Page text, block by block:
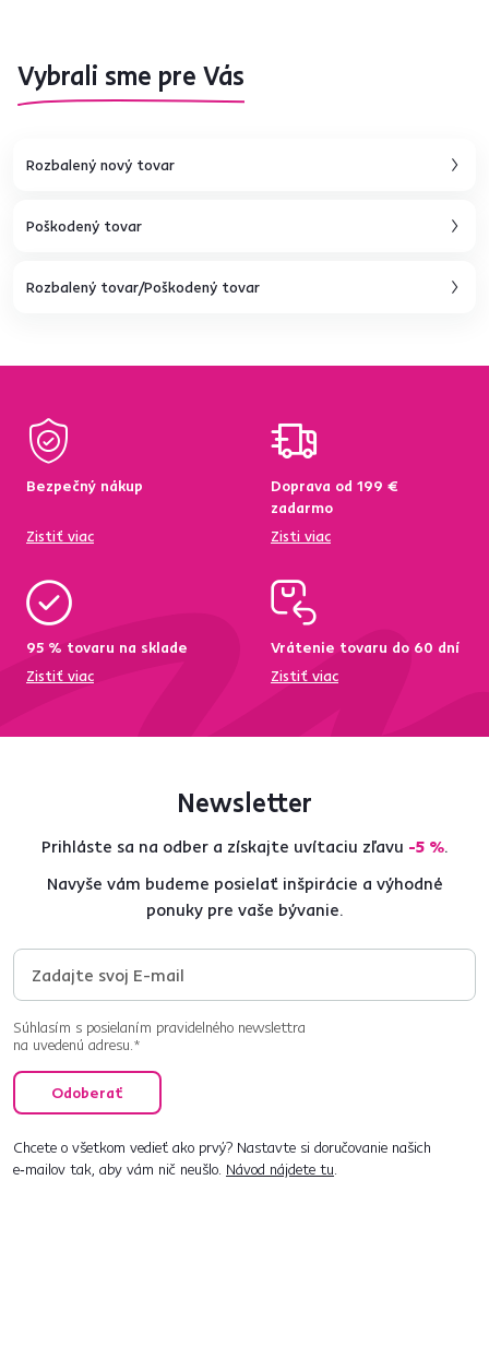
Vybrali sme pre Vás
Rozbalený nový tovar
Poškodený tovar
Rozbalený tovar/Poškodený tovar
Bezpečný nákup
Zistiť viac
Doprava od 199 €
zadarmo
Zisti viac
95 % tovaru na sklade
Zistiť viac
Vrátenie tovaru do 60 dní
Zistiť viac
Newsletter
Prihláste sa na odber a získajte uvítaciu zľavu -5 %.
Navyše vám budeme posielať inšpirácie a výhodné
ponuky pre vaše bývanie.
Súhlasím s posielaním pravidelného newslettra
na uvedenú adresu.*
Odoberať
Chcete o všetkom vedieť ako prvý? Nastavte si doručovanie našich
e‑mailov tak, aby vám nič neušlo. Návod nájdete tu.